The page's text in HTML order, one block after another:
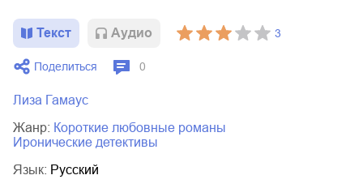
Текст Aудио 3
Поделиться 0
Лиза Гамаус
Жанр:
короткие любовные романы
иронические детективы
Язык: Русский